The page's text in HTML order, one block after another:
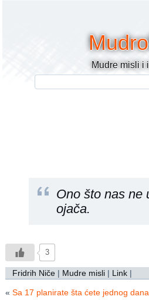
Mudre misli i
Ono što nas ne
ojača.
3
Fridrih Niče | Mudre misli | Link |
«Sa 17 planirate šta ćete jednog